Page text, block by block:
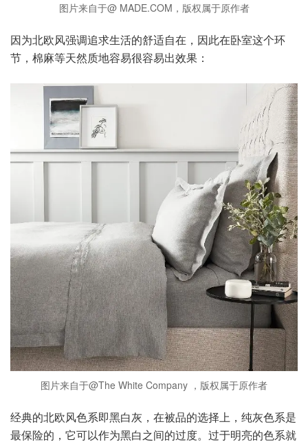
图片来自于@ MADE.COM，版权属于原作者
因为北欧风强调追求生活的舒适自在，因此在卧室这个环
节，棉麻等天然质地容易很容易出效果：
图片来自于@The White Company ，版权属于原作者
经典的北欧风色系即黑白灰，在被品的选择上，纯灰色系是
最保险的，它可以作为黑白之间的过度。过于明亮的色系就